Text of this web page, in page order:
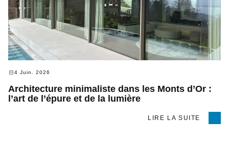
4 Juin. 2026
Architecture minimaliste dans les Monts d’Or :
l’art de l’épure et de la lumière
LIRE LA SUITE